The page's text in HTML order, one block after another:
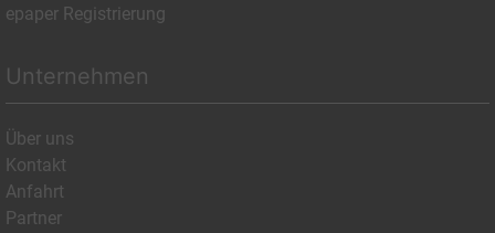
epaper Registrierung
Unternehmen
Über uns
Kontakt
Anfahrt
Partner